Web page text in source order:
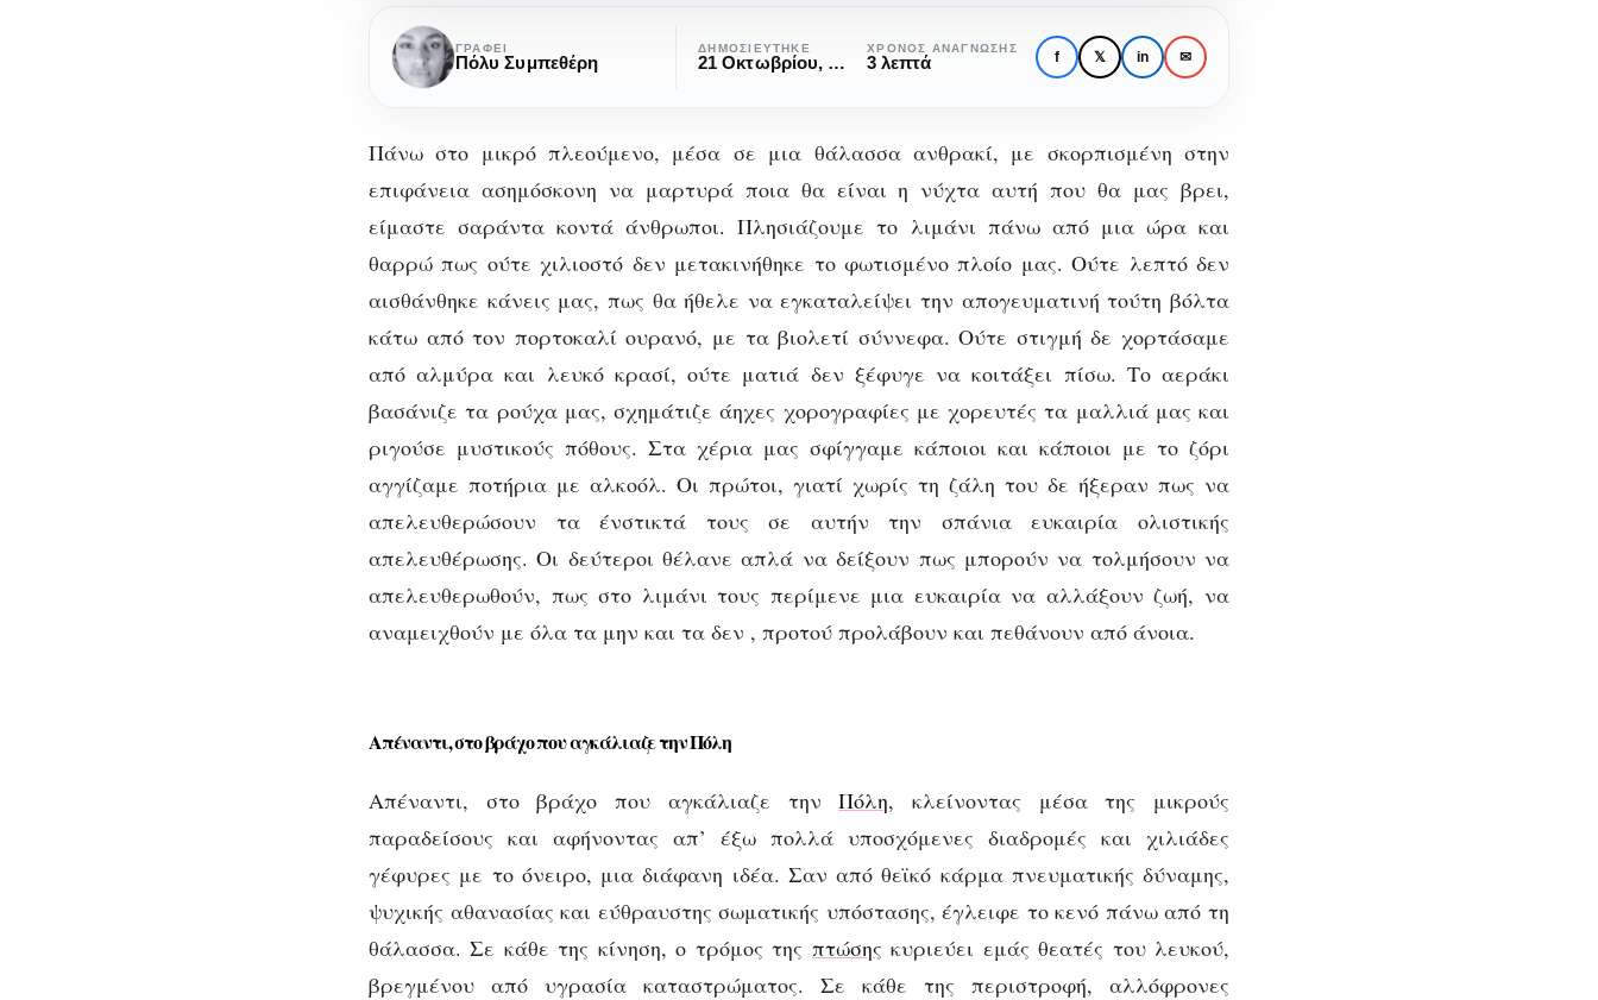
Βρίσκοντας τη δική μας
“Πόλη”
Βρίσκοντας
τη
δική
“Πόλη”
ΓΡΆΦΕΙ
Πόλυ Συμπεθέρη
ΔΗΜΟΣΙΕΎΤΗΚΕ
21 Οκτωβρίου, 2022
ΧΡΌΝΟΣ ΑΝΆΓΝΩΣΗΣ
3 λεπτά f 𝕏 in ✉
Πάνω στο μικρό πλεούμενο, μέσα σε μια θάλασσα ανθρακί, με σκορπισμένη στην
επιφάνεια ασημόσκονη να μαρτυρά ποια θα είναι η νύχτα αυτή που θα μας βρει,
είμαστε σαράντα κοντά άνθρωποι. Πλησιάζουμε το λιμάνι πάνω από μια ώρα και
θαρρώ πως ούτε χιλιοστό δεν μετακινήθηκε το φωτισμένο πλοίο μας. Ούτε λεπτό δεν
αισθάνθηκε κάνεις μας, πως θα ήθελε να εγκαταλείψει την απογευματινή τούτη βόλτα
κάτω από τον πορτοκαλί ουρανό, με τα βιολετί σύννεφα. Ούτε στιγμή δε χορτάσαμε
από αλμύρα και λευκό κρασί, ούτε ματιά δεν ξέφυγε να κοιτάξει πίσω. Το αεράκι
βασάνιζε τα ρούχα μας, σχημάτιζε άηχες χορογραφίες με χορευτές τα μαλλιά μας και
ριγούσε μυστικούς πόθους. Στα χέρια μας σφίγγαμε κάποιοι και κάποιοι με το ζόρι
αγγίζαμε ποτήρια με αλκοόλ. Οι πρώτοι, γιατί χωρίς τη ζάλη του δε ήξεραν πως να
απελευθερώσουν τα ένστικτά τους σε αυτήν την σπάνια ευκαιρία ολιστικής
απελευθέρωσης. Οι δεύτεροι θέλανε απλά να δείξουν πως μπορούν να τολμήσουν να
απελευθερωθούν, πως στο λιμάνι τους περίμενε μια ευκαιρία να αλλάξουν ζωή, να
αναμειχθούν με όλα τα μην και τα δεν , προτού προλάβουν και πεθάνουν από άνοια.
Απέναντι, στο βράχο που αγκάλιαζε την Πόλη
Απέναντι, στο βράχο που αγκάλιαζε τηνΠόλη, κλείνοντας μέσα της μικρούς
παραδείσους και αφήνοντας απ’ έξω πολλά υποσχόμενες διαδρομές και χιλιάδες
γέφυρες με το όνειρο, μια διάφανη ιδέα. Σαν από θεϊκό κάρμα πνευματικής δύναμης,
ψυχικής αθανασίας και εύθραυστης σωματικής υπόστασης, έγλειφε το κενό πάνω από τη
θάλασσα. Σε κάθε της κίνηση, ο τρόμος της πτώσης κυριεύει εμάς θεατές του λευκού,
βρεγμένου από υγρασία καταστρώματος. Σε κάθε της περιστροφή, αλλόφρονες